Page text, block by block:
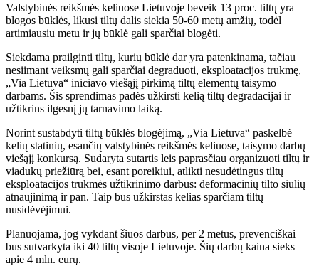
Valstybinės reikšmės keliuose Lietuvoje beveik 13 proc. tiltų yra
blogos būklės, likusi tiltų dalis siekia 50-60 metų amžių, todėl
artimiausiu metu ir jų būklė gali sparčiai blogėti.
Siekdama prailginti tiltų, kurių būklė dar yra patenkinama, tačiau
nesiimant veiksmų gali sparčiai degraduoti, eksploatacijos trukmę,
„Via Lietuva“ iniciavo viešąjį pirkimą tiltų elementų taisymo
darbams. Šis sprendimas padės užkirsti kelią tiltų degradacijai ir
užtikrins ilgesnį jų tarnavimo laiką.
Norint sustabdyti tiltų būklės blogėjimą, „Via Lietuva“ paskelbė
kelių statinių, esančių valstybinės reikšmės keliuose, taisymo darbų
viešąjį konkursą. Sudaryta sutartis leis paprasčiau organizuoti tiltų ir
viadukų priežiūrą bei, esant poreikiui, atlikti nesudėtingus tiltų
eksploatacijos trukmės užtikrinimo darbus: deformacinių tilto siūlių
atnaujinimą ir pan. Taip bus užkirstas kelias sparčiam tiltų
nusidėvėjimui.
Planuojama, jog vykdant šiuos darbus, per 2 metus, prevenciškai
bus sutvarkyta iki 40 tiltų visoje Lietuvoje. Šių darbų kaina sieks
apie 4 mln. eurų.